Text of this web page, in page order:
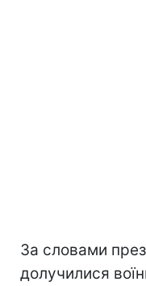
За словами
долучилися